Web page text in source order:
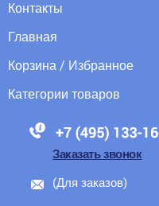
Контакты
Главная
Корзина / Избранное
Категории товаров
88005555550
Заказать звонок
(Для заказов)